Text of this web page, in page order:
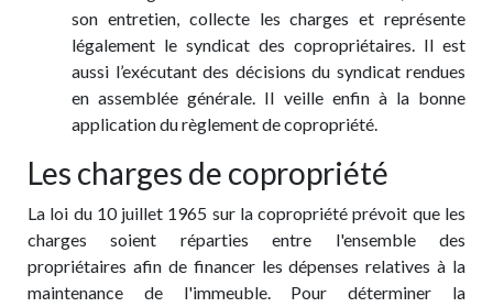
son entretien, collecte les charges et représente
légalement le syndicat des copropriétaires. Il est
aussi l’exécutant des décisions du syndicat rendues
en assemblée générale. Il veille enfin à la bonne
application du règlement de copropriété.
Les charges de copropriété
La loi du 10 juillet 1965 sur la copropriété prévoit que les
charges soient réparties entre l'ensemble des
propriétaires afin de financer les dépenses relatives à la
maintenance de l'immeuble. Pour déterminer la